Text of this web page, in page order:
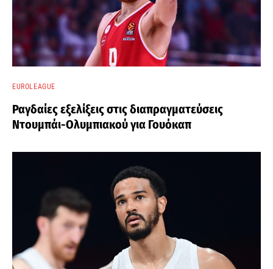
EUROLEAGUE
Ραγδαίες εξελίξεις στις διαπραγματεύσεις
Ντουμπάι-Ολυμπιακού για Γουόκαπ